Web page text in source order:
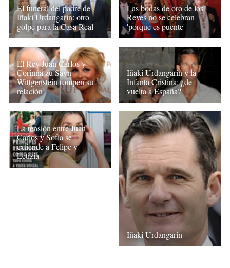
El funeral del padre de
Iñaki Urdangarin: otro
golpe para la Casa Real
Las bodas de oro de los
Reyes no se celebran
'porque es puente'
El Rey Juan Carlos y
Corinna zu Sayn-
Wittgenstein rompen su
relación
Iñaki Urdangarin y la
Infanta Cristina: ¿de
vuelta a España?
La tensión entre Juan
Carlos y Sofía se
extiende a Felipe y
Letizia
Iñaki Urdangarin